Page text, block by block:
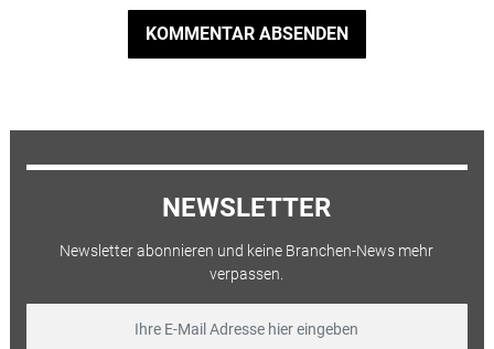
KOMMENTAR ABSENDEN
NEWSLETTER
Newsletter abonnieren und keine Branchen-News mehr
verpassen.